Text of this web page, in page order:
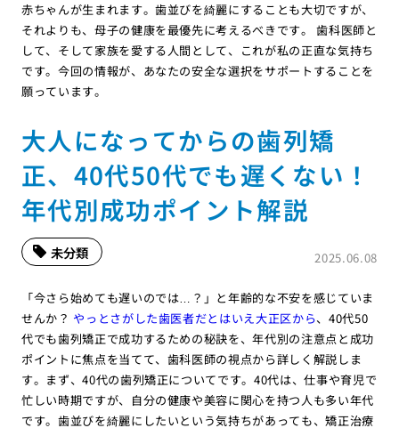
赤ちゃんが生まれます。歯並びを綺麗にすることも大切ですが、
それよりも、母子の健康を最優先に考えるべきです。 歯科医師と
して、そして家族を愛する人間として、これが私の正直な気持ち
です。今回の情報が、あなたの安全な選択をサポートすることを
願っています。
大人になってからの歯列矯
正、40代50代でも遅くない！
年代別成功ポイント解説
2025.06.08
未分類
「今さら始めても遅いのでは…？」と年齢的な不安を感じていま
せんか？ やっとさがした歯医者だとはいえ大正区から、40代50
代でも歯列矯正で成功するための秘訣を、年代別の注意点と成功
ポイントに焦点を当てて、歯科医師の視点から詳しく解説しま
す。まず、40代の歯列矯正についてです。40代は、仕事や育児で
忙しい時期ですが、自分の健康や美容に関心を持つ人も多い年代
です。歯並びを綺麗にしたいという気持ちがあっても、矯正治療